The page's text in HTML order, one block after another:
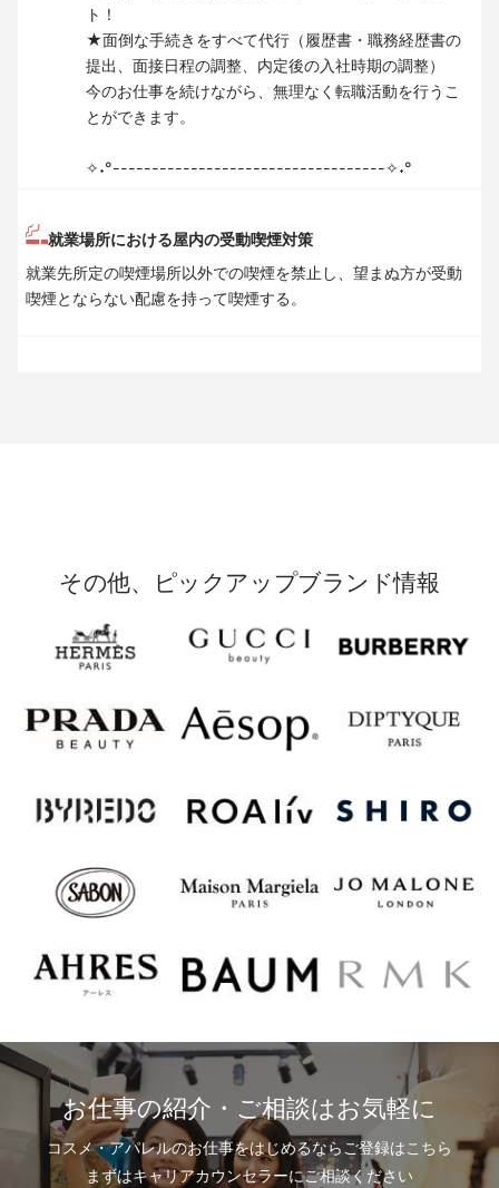
ト！
★面倒な手続きをすべて代行（履歴書・職務経歴書の
提出、面接日程の調整、内定後の入社時期の調整）
今のお仕事を続けながら、無理なく転職活動を行うこ
とができます。
✧˖°-----------------------------------✧˖°
就業場所における屋内の受動喫煙対策
就業先所定の喫煙場所以外での喫煙を禁止し、望まぬ方が受動
喫煙とならない配慮を持って喫煙する。
その他、ピックアップブランド情報
お仕事の紹介・ご相談はお気軽に
コスメ・アパレルのお仕事をはじめるならご登録はこちら
まずはキャリアカウンセラーにご相談ください